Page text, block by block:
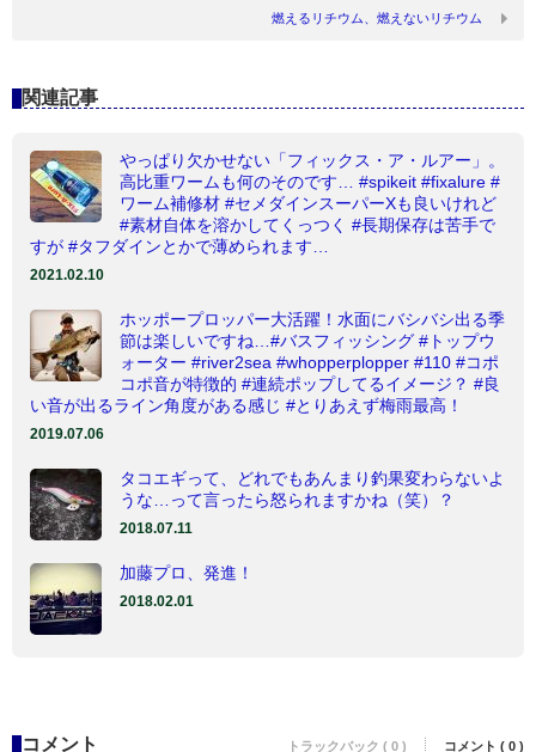
燃えるリチウム、燃えないリチウム
関連記事
やっぱり欠かせない「フィックス・ア・ルアー」。
高比重ワームも何のそのです… #spikeit #fixalure #
ワーム補修材 #セメダインスーパーXも良いけれど
#素材自体を溶かしてくっつく #長期保存は苦手で
すが #タフダインとかで薄められます…
2021.02.10
ホッポープロッパー大活躍！水面にバシバシ出る季
節は楽しいですね…#バスフィッシング #トップウ
ォーター #river2sea #whopperplopper #110 #コポ
コポ音が特徴的 #連続ポップしてるイメージ？ #良
い音が出るライン角度がある感じ #とりあえず梅雨最高！
2019.07.06
タコエギって、どれでもあんまり釣果変わらないよ
うな…って言ったら怒られますかね（笑）？
2018.07.11
加藤プロ、発進！
2018.02.01
コメント トラックバック ( 0 ) コメント ( 0 )